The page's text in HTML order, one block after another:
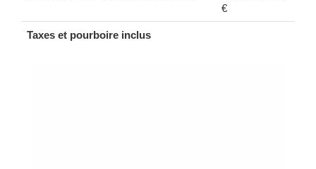
€
Taxes et pourboire inclus